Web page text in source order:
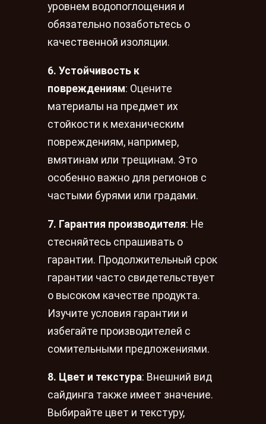
уровнем водопоглощения и
обязательно позаботьтесь о
качественной изоляции.
6. Устойчивость к
повреждениям: Оцените
материалы на предмет их
стойкости к механическим
повреждениям, например,
вмятинам или трещинам. Это
особенно важно для регионов с
частыми бурями или градами.
7. Гарантия производителя: Не
стесняйтесь спрашивать о
гарантии. Продолжительный срок
гарантии часто свидетельствует
о высоком качестве продукта.
Изучите условия гарантии и
избегайте производителей с
сомительными предложениями.
8. Цвет и текстура: Внешний вид
сайдинга также имеет значение.
Выбирайте цвет и текстуру,